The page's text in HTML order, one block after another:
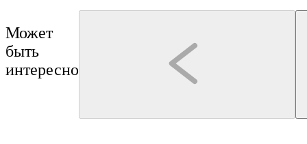
Может
быть
интересно